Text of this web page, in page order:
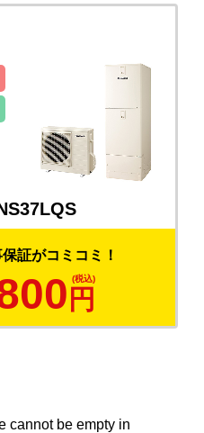
証がコミコミ！
円
cannot be empty in